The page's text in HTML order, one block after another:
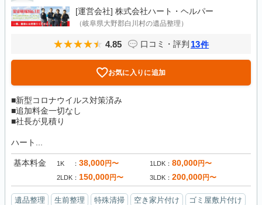
[運営会社] 株式会社ハート・ヘルパー
（岐阜県大野郡白川村の遺品整理）
4.85 口コミ・評判 13件
お気に入りに追加
■新型コロナウイルス対策済み
■追加料金一切なし
■社長が見積り
ハート...
基本料金 1K 38,000円〜 1LDK 80,000円〜
2LDK 150,000円〜 3LDK 200,000円〜
遺品整理 生前整理 特殊清掃 空き家片付け
ゴミ屋敷片付け